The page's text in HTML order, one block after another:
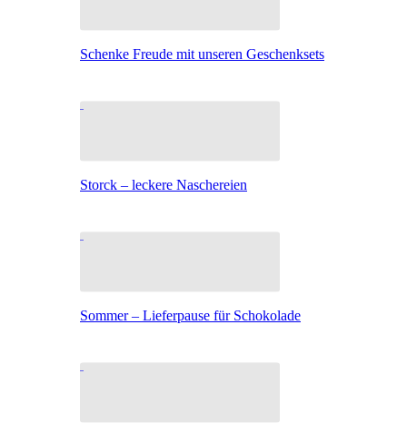
Schenke Freude mit unseren Geschenksets
Storck – leckere Naschereien
Sommer – Lieferpause für Schokolade